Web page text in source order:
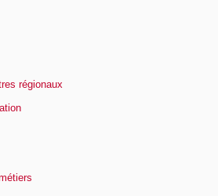
régionaux